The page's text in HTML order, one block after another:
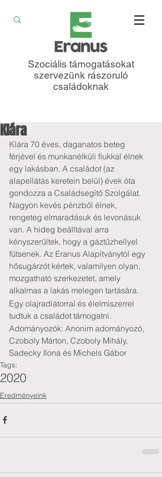
Szociális támogatásokat
szervezünk rászoruló
családoknak
Klára
Klára 70 éves, daganatos beteg
férjével és munkanélküli fiukkal élnek
egy lakásban. A családot (az
alapellátás keretein belül) évek óta
gondozza a Családsegítő Szolgálat.
Nagyon kevés pénzből élnek,
rengeteg elmaradásuk és levonásuk
van. A hideg beálltával arra
kényszerültek, hogy a gáztűzhellyel
fűtsenek. Az Eranus Alapítványtól egy
hősugárzót kértek, valamilyen olyan,
mozgatható szerkezetet, amely
alkalmas a lakás melegen tartására.
Egy olajradiátorral és élelmiszerrel
tudtuk a családot támogatni.
Adományozók: Anonim adományozó,
Czoboly Márton, Czoboly Mihály,
Sadecky Ilona és Michels Gábor
Tags:
2020
Eredményeink